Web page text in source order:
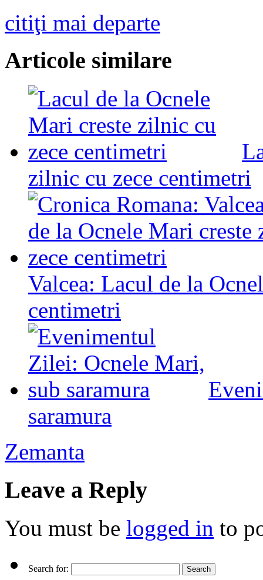
citiţi mai departe
Articole similare
zilnic cu zece centimetri
Valcea: Lacul de la
centimetri
saramura
Zemanta
Leave a Reply
You must be logged in to
Search for: